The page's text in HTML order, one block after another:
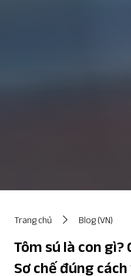
Trang chủ Blog (VN)
Tôm sú là con gì?
Sơ chế đúng